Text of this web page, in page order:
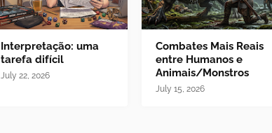
Interpretação: uma
tarefa difícil
July 22, 2026
Combates Mais Reais
entre Humanos e
Animais/Monstros
July 15, 2026